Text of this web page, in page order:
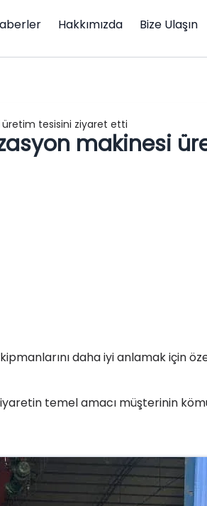
Hakkımızda Bize Ulaşın
tesisini ziyaret etti
makinesi
daha iyi anlamak için
temel amacı müşterinin